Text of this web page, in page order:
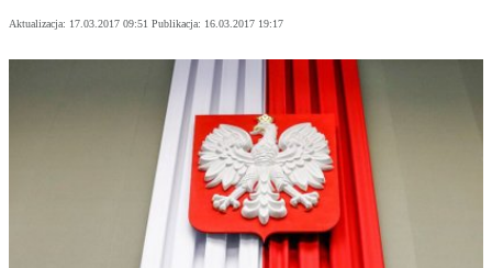
Aktualizacja: 17.03.2017 09:51 Publikacja: 16.03.2017 19:17